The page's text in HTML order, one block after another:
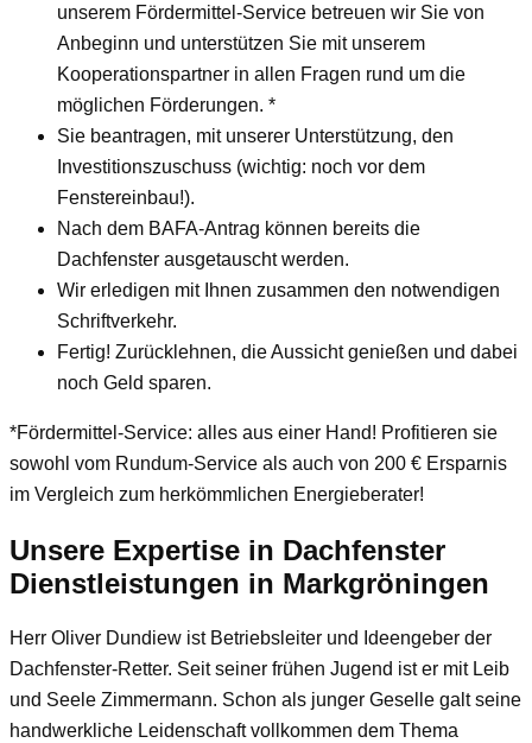
unserem Fördermittel-Service betreuen wir Sie von
Anbeginn und unterstützen Sie mit unserem
Kooperationspartner in allen Fragen rund um die
möglichen Förderungen. *
Sie beantragen, mit unserer Unterstützung, den
Investitionszuschuss (wichtig: noch vor dem
Fenstereinbau!).
Nach dem BAFA-Antrag können bereits die
Dachfenster ausgetauscht werden.
Wir erledigen mit Ihnen zusammen den notwendigen
Schriftverkehr.
Fertig! Zurücklehnen, die Aussicht genießen und dabei
noch Geld sparen.
*Fördermittel-Service: alles aus einer Hand! Profitieren sie
sowohl vom Rundum-Service als auch von 200 € Ersparnis
im Vergleich zum herkömmlichen Energieberater!
Unsere Expertise in Dachfenster
Dienstleistungen in Markgröningen
Herr Oliver Dundiew ist Betriebsleiter und Ideengeber der
Dachfenster-Retter. Seit seiner frühen Jugend ist er mit Leib
und Seele Zimmermann. Schon als junger Geselle galt seine
handwerkliche Leidenschaft vollkommen dem Thema